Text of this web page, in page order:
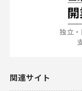
独立
関連サイト